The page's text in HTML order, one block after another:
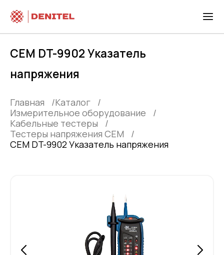
CEM DT-9902 Указатель
напряжения
Главная
Каталог
Измерительное оборудование
Кабельные тестеры
Тестеры напряжения СЕМ
CEM DT-9902 Указатель напряжения